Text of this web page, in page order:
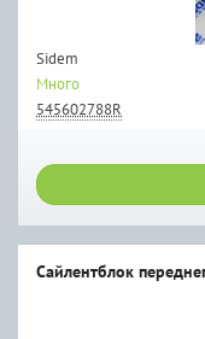
Sidem
Много
545602788R
Сайлентблок